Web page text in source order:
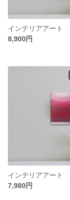
8,900円
7,980円